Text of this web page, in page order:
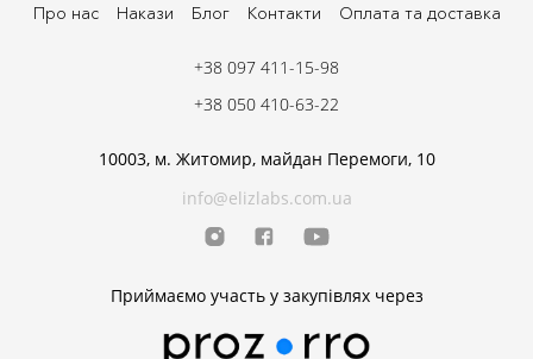
Про нас Накази Блог Контакти Оплата та доставка
10003, м. Житомир, майдан Перемоги, 10
info@elizlabs.com.ua
Приймаємо участь у закупівлях через
+38 097 411-15-98
+38 050 410-63-22